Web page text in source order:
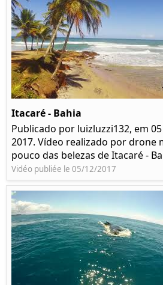
Itacaré - Bahia
Publicado por luizluzzi132, em
2017. Vídeo realizado por drone
pouco das belezas de Itacaré -
Vidéo publiée le 05/12/2017